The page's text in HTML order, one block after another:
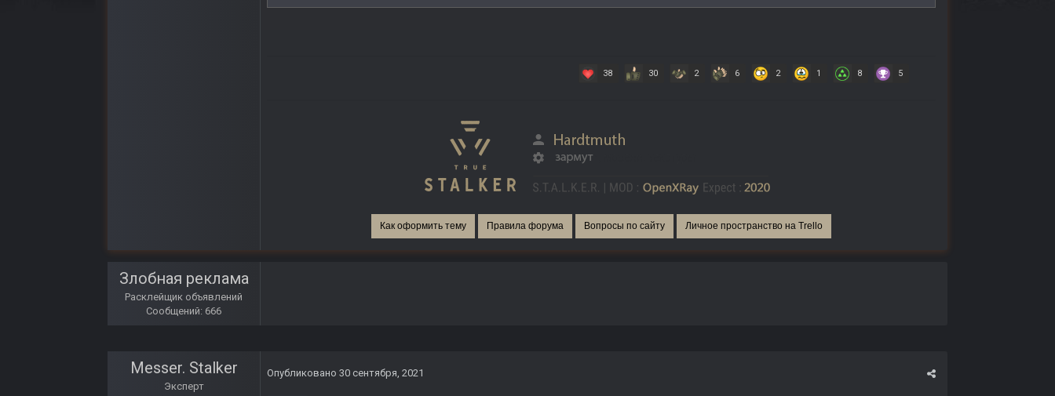
38 30 2 6 2 1 8 5
Как оформить тему Правила форума Вопросы по сайту Личное пространство на Trello
Злобная реклама
Расклейщик объявлений
Сообщений: 666
Messer. Stalker
Эксперт
Опубликовано 30 сентября, 2021